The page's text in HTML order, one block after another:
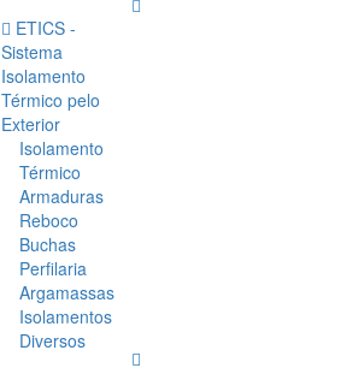
ETICS -
Sistema
Isolamento
Térmico pelo
Exterior
Isolamento
Térmico
Armaduras
Reboco
Buchas
Perfilaria
Argamassas
Isolamentos
Diversos